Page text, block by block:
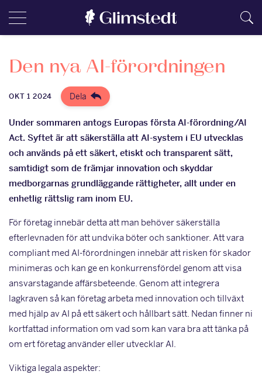
Den nya AI-förordningen
OKT 1 2024 Dela
Under sommaren antogs Europas första AI-förordning/AI
Act. Syftet är att säkerställa att AI-system i EU utvecklas
och används på ett säkert, etiskt och transparent sätt,
samtidigt som de främjar innovation och skyddar
medborgarnas grundläggande rättigheter, allt under en
enhetlig rättslig ram inom EU.
För företag innebär detta att man behöver säkerställa
efterlevnaden för att undvika böter och sanktioner. Att vara
compliant med AI-förordningen innebär att risken för skador
minimeras och kan ge en konkurrensfördel genom att visa
ansvarstagande affärsbeteende. Genom att integrera
lagkraven så kan företag arbeta med innovation och tillväxt
med hjälp av AI på ett säkert och hållbart sätt. Nedan finner ni
kortfattad information om vad som kan vara bra att tänka på
om ert företag använder eller utvecklar AI.
Viktiga legala aspekter: